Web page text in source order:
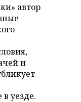
автор
и
уезде.